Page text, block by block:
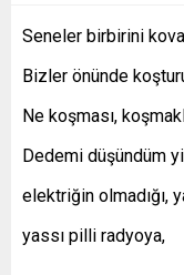
Seneler birbirini
Bizler önünde
Ne koşması,
Dedemi düşündüm
elektriğin olmadığı,
yassı pilli radyoya,